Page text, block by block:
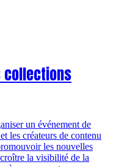
collections
un événement de
les créateurs de contenu
les nouvelles
la visibilité de la